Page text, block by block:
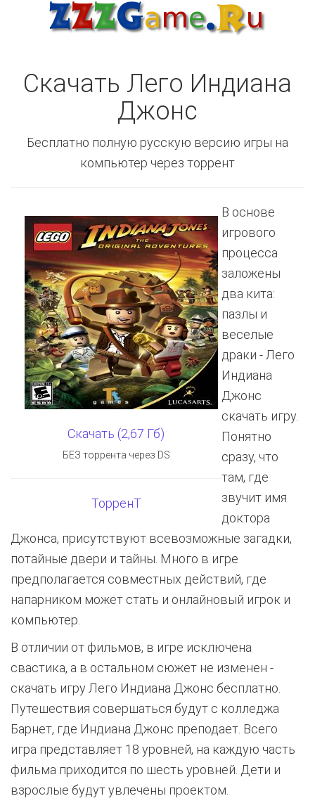
Скачать Лего Индиана
Джонс
Бесплатно полную русскую версию игры на
компьютер через торрент
Скачать (2,67 Гб)
БЕЗ торрента через DS
ТорренТ
В основе
игрового
процесса
заложены
два кита:
пазлы и
веселые
драки - Лего
Индиана
Джонс
скачать игру.
Понятно
сразу, что
там, где
звучит имя
доктора
Джонса, присутствуют всевозможные загадки,
потайные двери и тайны. Много в игре
предполагается совместных действий, где
напарником может стать и онлайновый игрок и
компьютер.
В отличии от фильмов, в игре исключена
свастика, а в остальном сюжет не изменен -
скачать игру Лего Индиана Джонс бесплатно.
Путешествия совершаться будут с колледжа
Барнет, где Индиана Джонс преподает. Всего
игра представляет 18 уровней, на каждую часть
фильма приходится по шесть уровней. Дети и
взрослые будут увлечены проектом.